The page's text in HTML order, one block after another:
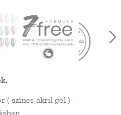
( színes akril gél ) -